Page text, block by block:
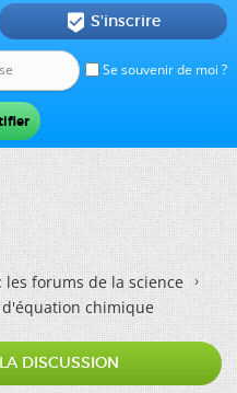
Se souvenir de moi ?
 S'inscrire
les forums de la science
chimique
DISCUSSION